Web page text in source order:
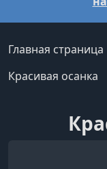
Главная страница
Красивая осанка